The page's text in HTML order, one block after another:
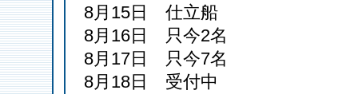
8月15日 仕立船
8月16日 只今2名
8月17日 只今7名
8月18日 受付中